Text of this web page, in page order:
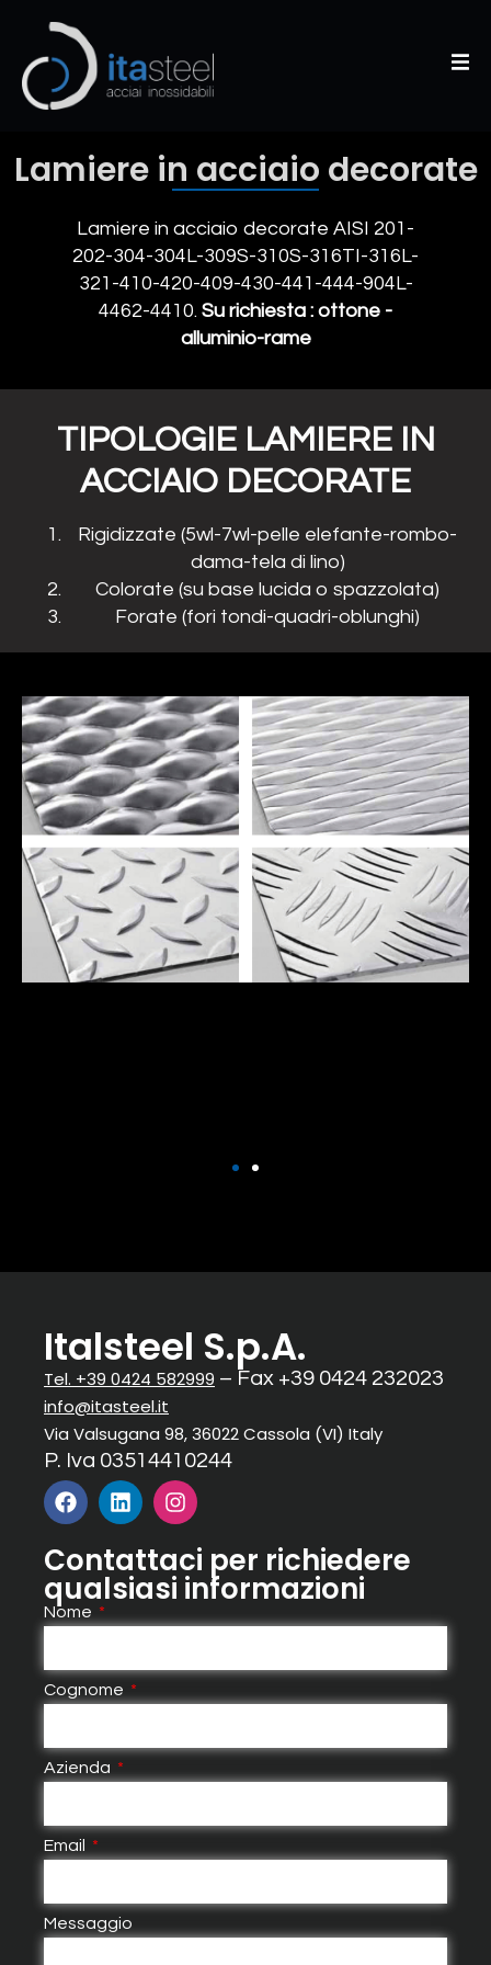
Lamiere in acciaio decorate
Lamiere in acciaio decorate AISI 201-
202-304-304L-309S-310S-316TI-316L-
321-410-420-409-430-441-444-904L-
4462-4410. Su richiesta : ottone -
alluminio-rame
TIPOLOGIE LAMIERE IN
ACCIAIO DECORATE
Rigidizzate (5wl-7wl-pelle elefante-rombo-
dama-tela di lino)
Colorate (su base lucida o spazzolata)
Forate (fori tondi-quadri-oblunghi)
Italsteel S.p.A.
Tel. +39 0424 582999 – Fax +39 0424 232023
info@itasteel.it
Via Valsugana 98, 36022 Cassola (VI) Italy
P. Iva 03514410244
Contattaci per richiedere
qualsiasi informazioni
Nome
Cognome
Azienda
Email
Messaggio